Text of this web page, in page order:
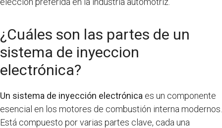
¿Cuáles son las partes de un
sistema de inyeccion
electrónica?
Un sistema de inyección electrónica es un componente
esencial en los motores de combustión interna modernos.
Está compuesto por varias partes clave, cada una